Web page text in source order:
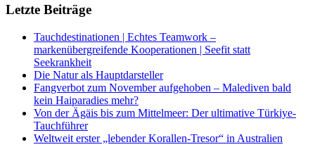
Letzte Beiträge
Tauchdestinationen | Echtes Teamwork –
markenübergreifende Kooperationen | Seefit statt
Seekrankheit
Die Natur als Hauptdarsteller
Fangverbot zum November aufgehoben – Malediven bald
kein Haiparadies mehr?
Von der Ägäis bis zum Mittelmeer: Der ultimative Türkiye-
Tauchführer
Weltweit erster „lebender Korallen-Tresor“ in Australien